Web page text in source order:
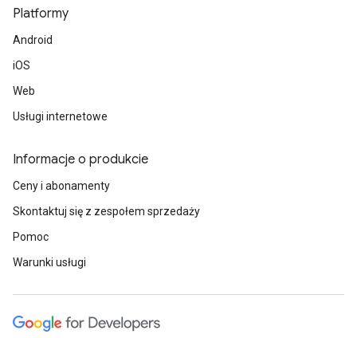
Platformy
Android
iOS
Web
Usługi internetowe
Informacje o produkcie
Ceny i abonamenty
Skontaktuj się z zespołem sprzedaży
Pomoc
Warunki usługi